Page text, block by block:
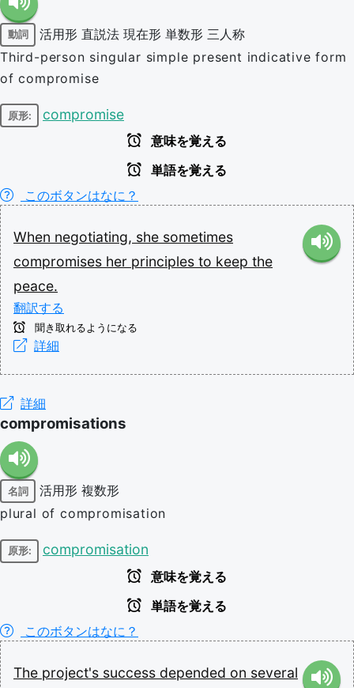
動詞 活用形 直説法 現在形 単数形 三人称
Third-person singular simple present indicative form
of compromise
原形: compromise
意味を覚える
単語を覚える
このボタンはなに？
When negotiating, she sometimes
compromises her principles to keep the
peace.
翻訳する
聞き取れるようになる
詳細
詳細
compromisations
名詞 活用形 複数形
plural of compromisation
原形: compromisation
意味を覚える
単語を覚える
このボタンはなに？
The project's success depended on several